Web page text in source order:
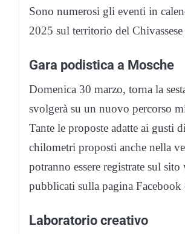
Sono numerosi gli eventi in
2025 sul territorio del Chivassese
Gara podistica a Mosche
Domenica 30 marzo, torna la
svolgerà su un nuovo percorso
Tante le proposte adatte ai
chilometri proposti anche nella
potranno essere registrate sul
pubblicati sulla pagina Facebook
Laboratorio creativo